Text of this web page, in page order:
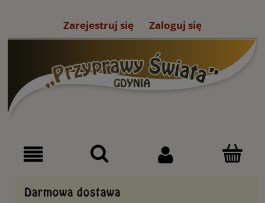
Zarejestruj się Zaloguj się
Darmowa dostawa